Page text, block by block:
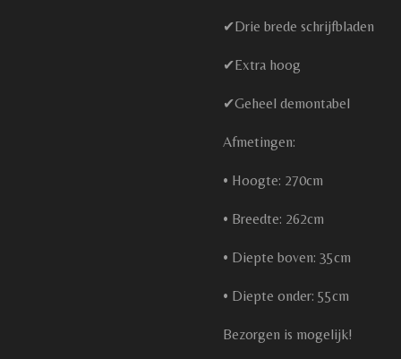
✔Drie brede schrijfbladen
✔Extra hoog
✔Geheel demontabel
Afmetingen:
• Hoogte: 270cm
• Breedte: 262cm
• Diepte boven: 35cm
• Diepte onder: 55cm
Bezorgen is mogelijk!